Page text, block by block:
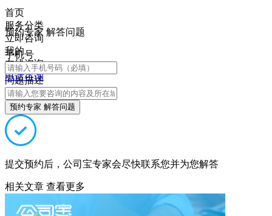
首页
服务分类
立即咨询
我的
在线咨询
电话咨询
预约专家 解答问题
手机号
问题描述
预约专家 解答问题
提交预约后，公司宝专家会尽快联系您并为您解答
相关文章 查看更多